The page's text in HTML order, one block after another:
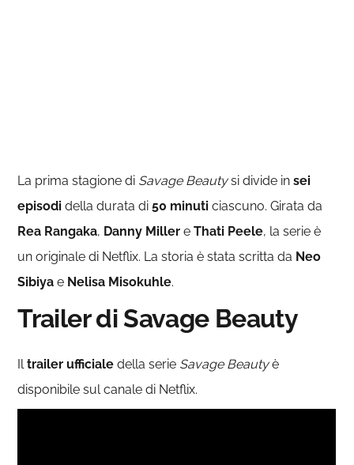
La prima stagione di Savage Beautysi divide insei
episodi della durata di50 minuti ciascuno. Girata da
Rea Rangaka, Danny Miller eThati Peele, la serie è
un originale di Netflix. La storia è stata scritta da Neo
Sibiya e Nelisa Misokuhle.
Trailer di Savage Beauty
Iltrailer ufficiale della serie Savage Beautyè
disponibile sul canale di Netflix.